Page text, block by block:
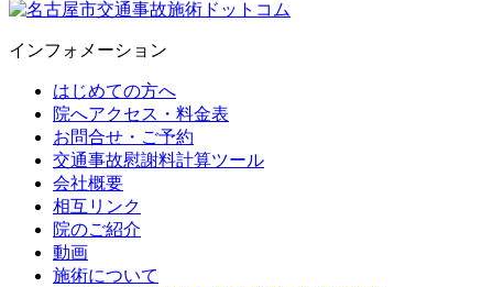
インフォメーション
はじめての方へ
院へアクセス・料金表
お問合せ・ご予約
交通事故慰謝料計算ツール
会社概要
相互リンク
院のご紹介
動画
施術について